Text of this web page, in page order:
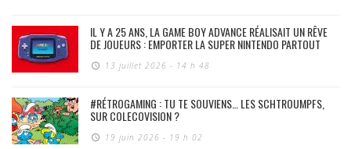
IL Y A 25 ANS, LA GAME BOY ADVANCE RÉALISAIT UN RÊVE
DE JOUEURS : EMPORTER LA SUPER NINTENDO PARTOUT
13 juillet 2026 - 14 h 48
#RÉTROGAMING : TU TE SOUVIENS… LES SCHTROUMPFS,
SUR COLECOVISION ?
19 juin 2026 - 19 h 02